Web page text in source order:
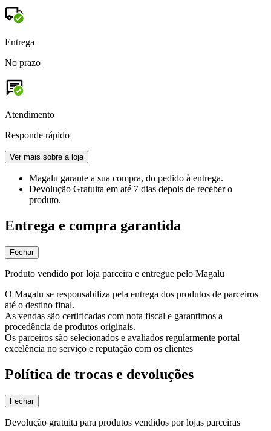
Entrega
No prazo
Atendimento
Responde rápido
Ver mais sobre a loja
Magalu garante a sua compra, do pedido à entrega.
Devolução Gratuita em até 7 dias depois de receber o
produto.
Entrega e compra garantida
Fechar
Produto vendido por loja parceira e entregue pelo Magalu
O Magalu se responsabiliza pela entrega dos produtos de parceiros
até o destino final.
As vendas são certificadas com nota fiscal e garantimos a
procedência de produtos originais.
Os parceiros são selecionados e avaliados regularmente portal
excelência no serviço e reputação com os clientes
Política de trocas e devoluções
Fechar
Devolução gratuita para produtos vendidos por lojas parceiras